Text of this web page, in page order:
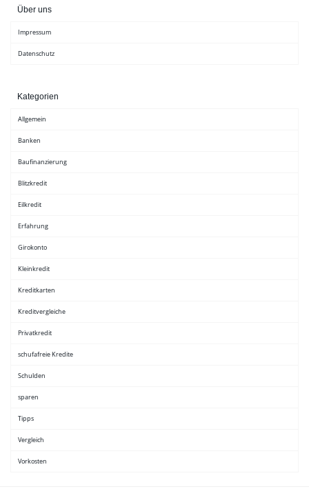
Über uns
Impressum
Datenschutz
Kategorien
Allgemein
Banken
Baufinanzierung
Blitzkredit
Eilkredit
Erfahrung
Girokonto
Kleinkredit
Kreditkarten
Kreditvergleiche
Privatkredit
schufafreie Kredite
Schulden
sparen
Tipps
Vergleich
Vorkosten